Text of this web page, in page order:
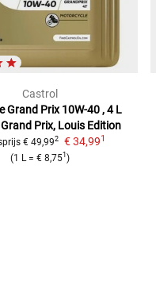
Castrol
Grand Prix 10W-40 , 4 L
Prix, Louis Edition
€ 49,992 € 34,991
(1 L = € 8,751 )